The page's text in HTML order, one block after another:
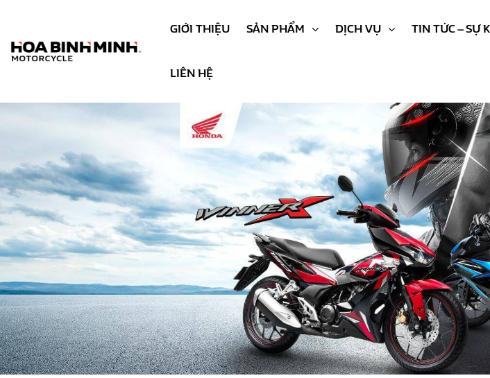
GIỚI THIỆU SẢN PHẨM DỊCH VỤ TIN TỨC – SỰ
LIÊN HỆ